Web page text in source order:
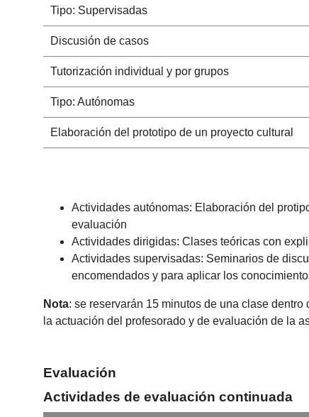
Tipo: Supervisadas
Discusión de casos
Tutorización individual y por grupos
Tipo: Autónomas
Elaboración del prototipo de un proyecto cultural
Actividades autónomas: Elaboración del
evaluación
Actividades dirigidas: Clases teóricas con
Actividades supervisadas: Seminarios de
encomendados y para aplicar los
Nota: se reservarán 15 minutos de una clase
la actuación del profesorado y de evaluación de la
Evaluación
Actividades de evaluación continuada